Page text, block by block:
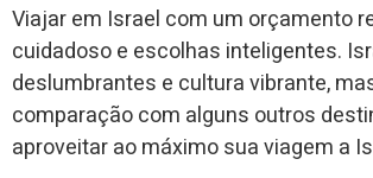
Viajar em Israel com um orçamento
cuidadoso e escolhas inteligentes.
deslumbrantes e cultura vibrante,
comparação com alguns outros
aproveitar ao máximo sua viagem a